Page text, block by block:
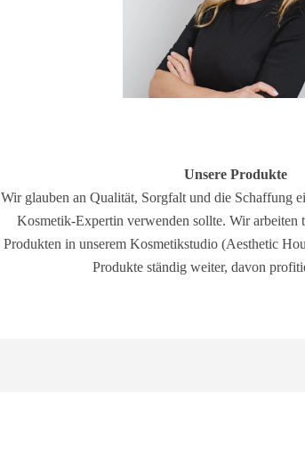
Unsere Produkte
Wir glauben an Qualität, Sorgfalt und die Schaffung
Kosmetik-Expertin verwenden sollte. Wir arbeiten
Produkten in unserem Kosmetikstudio (Aesthetic
Produkte ständig weiter, davon